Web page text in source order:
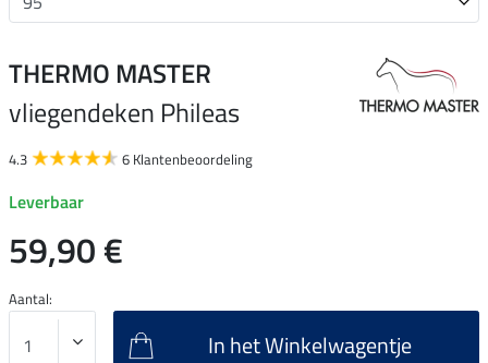
THERMO MASTER
vliegendeken Phileas
4.3 6 Klantenbeoordeling
Leverbaar
59,90 €
Aantal:
In het Winkelwagentje